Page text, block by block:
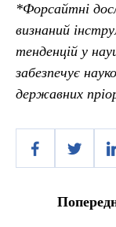
*Форсайтні
визнаний
тенденцій у
забезпечує
державних